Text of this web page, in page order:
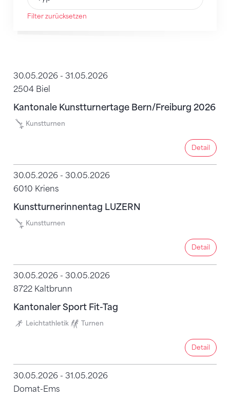
Filter zurücksetzen
30.05.2026 - 31.05.2026
2504 Biel
Kantonale Kunstturnertage Bern/Freiburg 2026
Kunstturnen
Detail Detail
30.05.2026 - 30.05.2026
6010 Kriens
Kunstturnerinnentag LUZERN
Kunstturnen
Detail Detail
30.05.2026 - 30.05.2026
8722 Kaltbrunn
Kantonaler Sport Fit-Tag
Leichtathletik Turnen
Detail Detail
30.05.2026 - 31.05.2026
Domat-Ems